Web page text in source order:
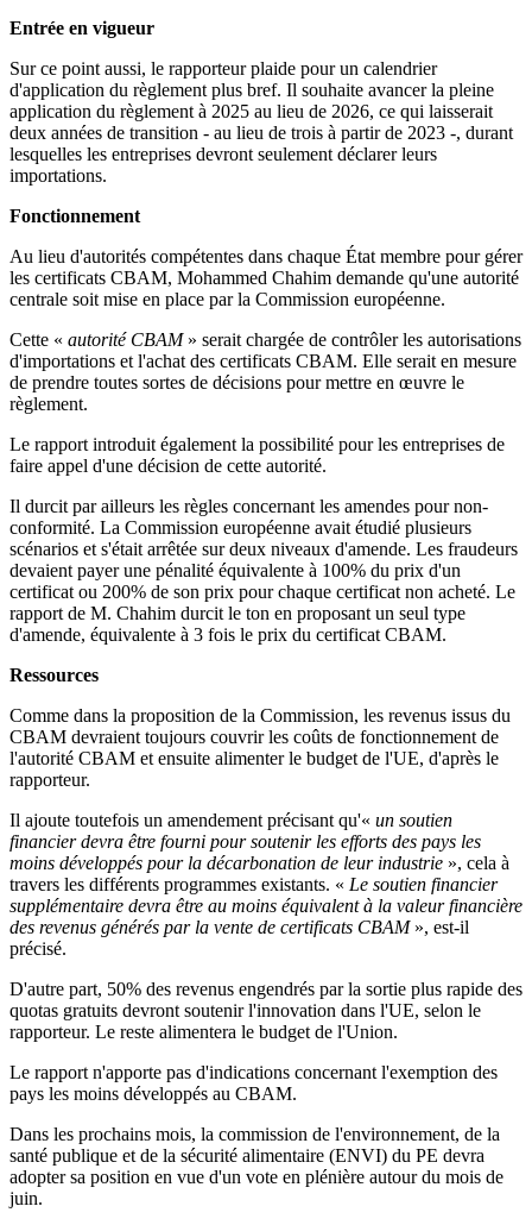
Entrée en vigueur
Sur ce point aussi, le rapporteur plaide pour un calendrier
d'application du règlement plus bref. Il souhaite avancer la pleine
application du règlement à 2025 au lieu de 2026, ce qui laisserait
deux années de transition - au lieu de trois à partir de 2023 -, durant
lesquelles les entreprises devront seulement déclarer leurs
importations.
Fonctionnement
Au lieu d'autorités compétentes dans chaque État membre pour gérer
les certificats CBAM, Mohammed Chahim demande qu'une autorité
centrale soit mise en place par la Commission européenne.
Cette « autorité CBAM» serait chargée de contrôler les autorisations
d'importations et l'achat des certificats CBAM. Elle serait en mesure
de prendre toutes sortes de décisions pour mettre en œuvre le
règlement.
Le rapport introduit également la possibilité pour les entreprises de
faire appel d'une décision de cette autorité.
Il durcit par ailleurs les règles concernant les amendes pour non-
conformité. La Commission européenne avait étudié plusieurs
scénarios et s'était arrêtée sur deux niveaux d'amende. Les fraudeurs
devaient payer une pénalité équivalente à 100% du prix d'un
certificat ou 200% de son prix pour chaque certificat non acheté. Le
rapport de M. Chahim durcit le ton en proposant un seul type
d'amende, équivalente à 3 fois le prix du certificat CBAM.
Ressources
Comme dans la proposition de la Commission, les revenus issus du
CBAM devraient toujours couvrir les coûts de fonctionnement de
l'autorité CBAM et ensuite alimenter le budget de l'UE, d'après le
rapporteur.
Il ajoute toutefois un amendement précisant qu'« un soutien
financier devra être fourni pour soutenir les efforts des pays les
moins développés pour la décarbonation de leur industrie », cela à
travers les différents programmes existants. « Le soutien financier
supplémentaire devra être au moins équivalent à la valeur financière
des revenus générés par la vente de certificats CBAM », est-il
précisé.
D'autre part, 50% des revenus engendrés par la sortie plus rapide des
quotas gratuits devront soutenir l'innovation dans l'UE, selon le
rapporteur. Le reste alimentera le budget de l'Union.
Le rapport n'apporte pas d'indications concernant l'exemption des
pays les moins développés au CBAM.
Dans les prochains mois, la commission de l'environnement, de la
santé publique et de la sécurité alimentaire (ENVI) du PE devra
adopter sa position en vue d'un vote en plénière autour du mois de
juin.